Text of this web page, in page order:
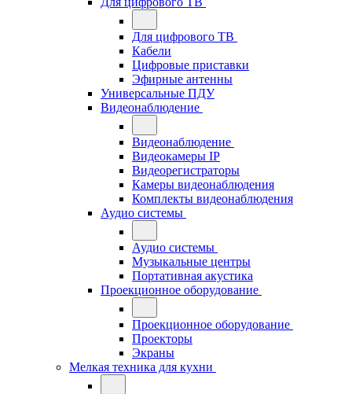
Для цифрового ТВ
Кабели
Цифровые приставки
Эфирные антенны
Универсальные ПДУ
Видеонаблюдение
Видеонаблюдение
Видеокамеры IP
Видеорегистраторы
Камеры видеонаблюдения
Комплекты видеонаблюдения
Аудио системы
Аудио системы
Музыкальные центры
Портативная акустика
Проекционное оборудование
Проекционное оборудование
Проекторы
Экраны
Мелкая техника для кухни